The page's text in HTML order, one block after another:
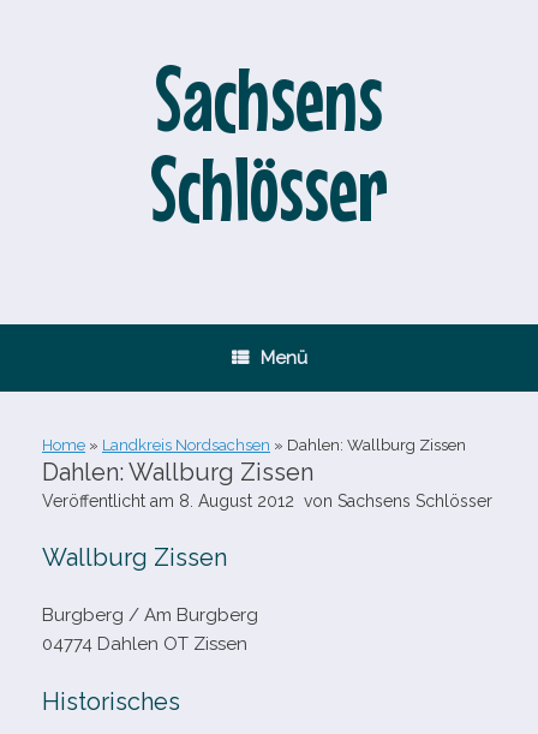
Sachsens
Schlösser
Menü
Home » Landkreis Nordsachsen » Dahlen: Wallburg Zissen
Dahlen: Wallburg Zissen
Veröffentlicht am 8. August 2012 von Sachsens Schlösser
Wallburg Zissen
Burgberg /​ Am Burgberg
04774 Dahlen OT Zissen
Historisches